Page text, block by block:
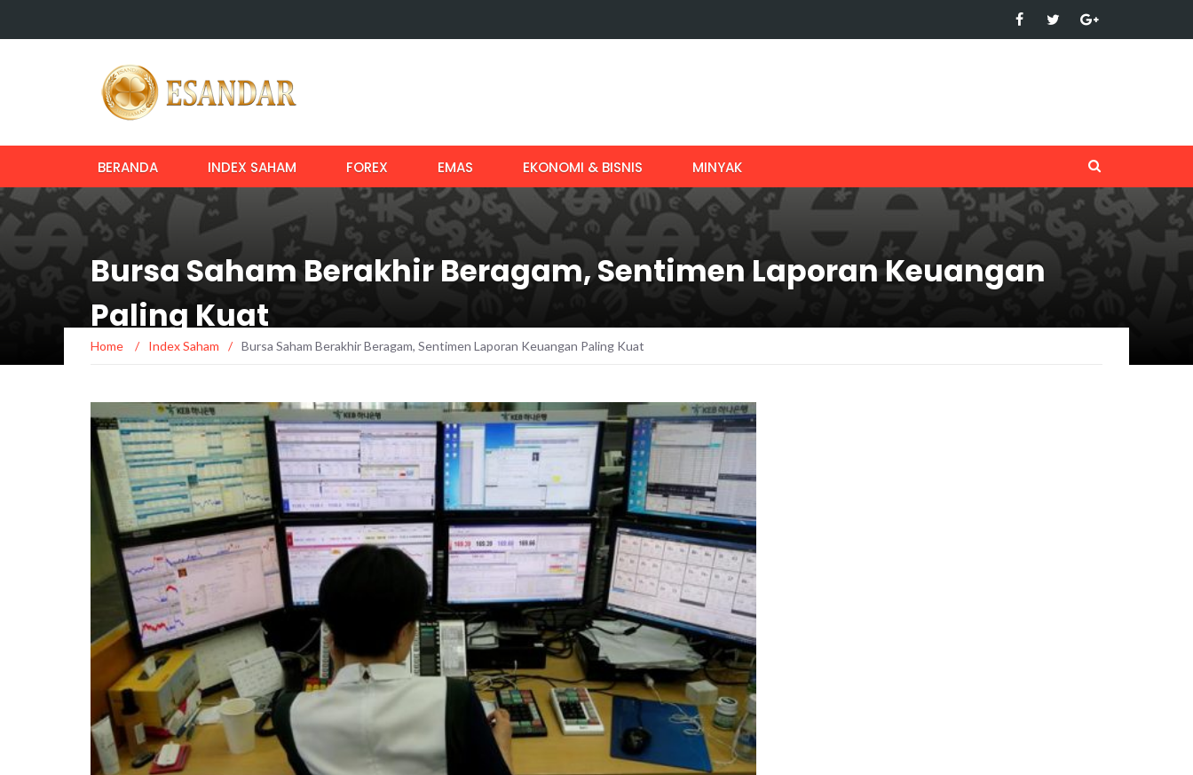
BERANDA INDEX SAHAM FOREX EMAS EKONOMI & BISNIS MINYAK
Bursa Saham Berakhir Beragam, Sentimen Laporan Keuangan
Paling Kuat
Home / Index Saham / Bursa Saham Berakhir Beragam, Sentimen Laporan Keuangan Paling Kuat